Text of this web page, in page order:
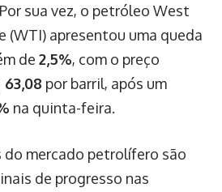
sua vez, o petróleo West
(WTI) apresentou uma queda
de 2,5%, com o preço
63,08 por barril, após um
na quinta-feira.
do mercado petrolífero são
de progresso nas